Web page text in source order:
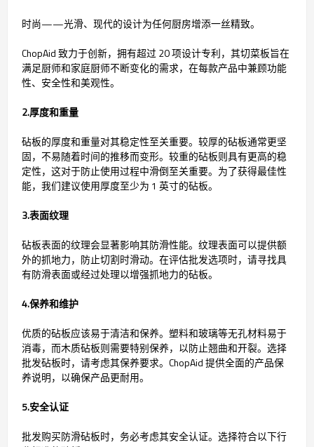
时尚——光滑、现代的设计为任何厨房增添一丝精致。
ChopAid 致力于创新，拥有超过 20 项设计专利，其切菜板旨在
满足厨师和家庭厨师不断变化的需求，在每款产品中兼顾功能
性、安全性和美观性。
2.厚度和重量
砧板的厚度和重量对其稳定性至关重要。较厚的砧板通常更坚
固，不易随着时间的推移而变形。较重的砧板则具有更高的稳
定性，这对于防止使用过程中滑倒至关重要。为了获得最佳性
能，我们建议使用厚度至少为 1 英寸的砧板。
3.表面纹理
砧板表面的纹理会显著影响其防滑性能。纹理表面可以提供额
外的抓地力，防止切割时滑动。在评估批发选项时，请寻找具
有防滑表面或经过处理以增强抓地力的砧板。
4.保养和维护
优质的砧板应该易于清洁和保养。塑料和玻璃等无孔材料易于
消毒，而木质砧板则需要特别保养，以防止翘曲和开裂。选择
批发砧板时，请考虑其保养要求。ChopAid 提供全面的产品保
养说明，以确保产品更耐用。
5.安全认证
批发购买防滑砧板时，务必考虑其安全认证。选择符合以下行